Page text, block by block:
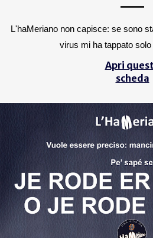
L'haMeriano non capisce: se sono
virus mi ha tappato
Apri
scheda